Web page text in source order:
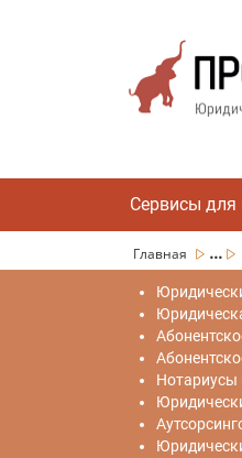
Сервисы для
Главная ...
Нотариусы